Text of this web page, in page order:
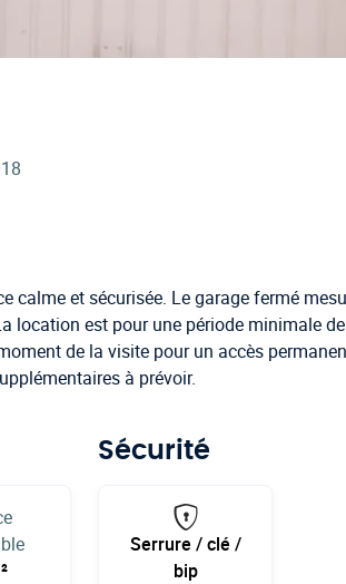
calme et sécurisée. Le garage fermé
location est pour une période minimale
de la visite pour un accès
à prévoir.
Sécurité
Serrure / clé /
bip